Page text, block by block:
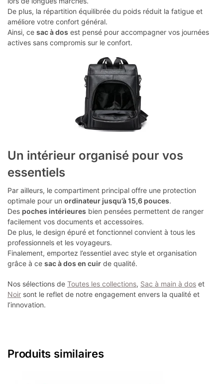
De plus, la répartition équilibrée du poids réduit la fatigue et
améliore votre confort général.
Ainsi, ce sac à dos est pensé pour accompagner vos journées
actives sans compromis sur le confort.
Un intérieur organisé pour vos
essentiels
Par ailleurs, le compartiment principal offre une protection
optimale pour un ordinateur jusqu’à 15,6 pouces.
Des poches intérieures bien pensées permettent de ranger
facilement vos documents et accessoires.
De plus, le design épuré et fonctionnel convient à tous les
professionnels et les voyageurs.
Finalement, emportez l’essentiel avec style et organisation
grâce à ce sac à dos en cuir de qualité.
Nos sélections de Toutes les collections, Sac à main à dos et
Noir sont le reflet de notre engagement envers la qualité et
l’innovation.
Produits similaires